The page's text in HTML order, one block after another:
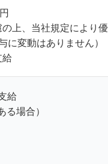
上、当社規定により優
変動はありません）
給
場合）